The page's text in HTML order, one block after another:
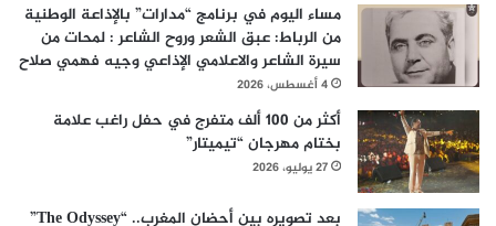
مساء اليوم في برنامج “مدارات” بالإذاعة الوطنية
من الرباط: عبق الشعر وروح الشاعر : لمحات من
سيرة الشاعر والاعلامي الإذاعي وجيه فهمي صلاح
4 أغسطس، 2026
أكثر من 100 ألف متفرج في حفل راغب علامة
بختام مهرجان “تيميتار”
27 يوليو، 2026
بعد تصويره بين أحضان المغرب.. “The Odyssey”